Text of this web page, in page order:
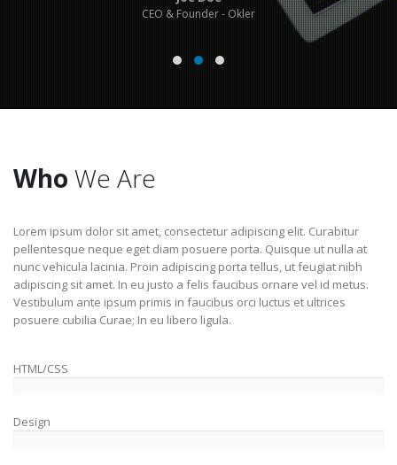
CEO & Founder - Okler
Who We Are
Lorem ipsum dolor sit amet, consectetur adipiscing elit. Curabitur
pellentesque neque eget diam posuere porta. Quisque ut nulla at
nunc vehicula lacinia. Proin adipiscing porta tellus, ut feugiat nibh
adipiscing sit amet. In eu justo a felis faucibus ornare vel id metus.
Vestibulum ante ipsum primis in faucibus orci luctus et ultrices
posuere cubilia Curae; In eu libero ligula.
HTML/CSS
Design